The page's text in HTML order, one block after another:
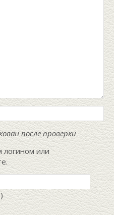
после проверки
логином или